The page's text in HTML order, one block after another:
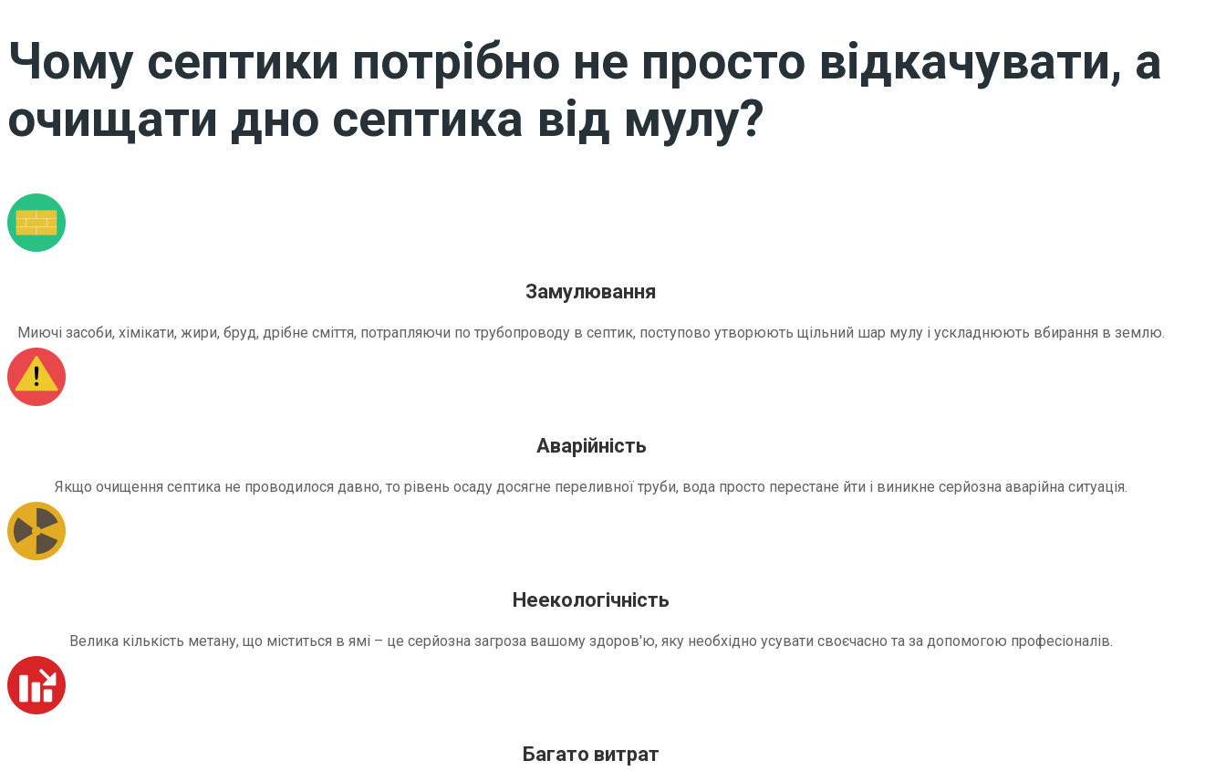
Чому септики потрібно не просто відкачувати, а
очищати дно септика від мулу?
Замулювання
Миючі засоби, хімікати, жири, бруд, дрібне сміття, потрапляючи по трубопроводу в септик, поступово утворюють щільний шар мулу і ускладнюють вбирання в землю.
Аварійність
Якщо очищення септика не проводилося давно, то рівень осаду досягне переливної труби, вода просто перестане йти і виникне серйозна аварійна ситуація.
Неекологічність
Велика кількість метану, що міститься в ямі – це серйозна загроза вашому здоров'ю, яку необхідно усувати своєчасно та за допомогою професіоналів.
Багато витрат